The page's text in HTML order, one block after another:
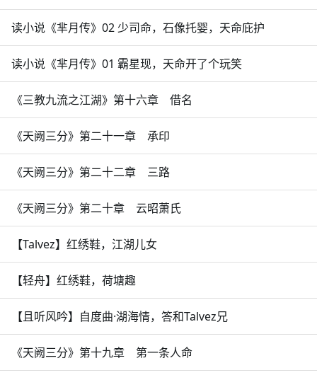
读小说《芈月传》02 少司命，石像托婴，天命庇护
读小说《芈月传》01 霸星现，天命开了个玩笑
《三教九流之江湖》第十六章 借名
《天阙三分》第二十一章 承印
《天阙三分》第二十二章 三路
《天阙三分》第二十章 云昭萧氏
【Talvez】红绣鞋，江湖儿女
【轻舟】红绣鞋，荷塘趣
【且听风吟】自度曲·湖海情，答和Talvez兄
《天阙三分》第十九章 第一条人命